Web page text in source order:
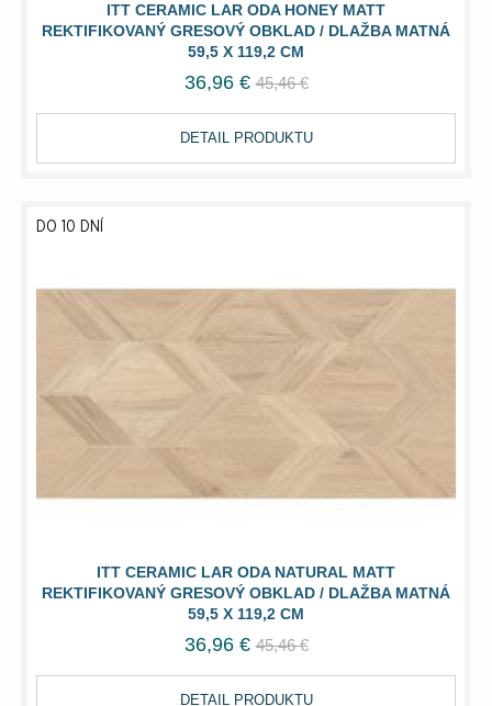
ITT CERAMIC LAR ODA HONEY MATT
REKTIFIKOVANÝ GRESOVÝ OBKLAD / DLAŽBA MATNÁ
59,5 X 119,2 CM
36,96 € 45,46 €
DETAIL PRODUKTU
ITT CERAMIC LAR ODA NATURAL MATT
REKTIFIKOVANÝ GRESOVÝ OBKLAD / DLAŽBA MATNÁ
59,5 X 119,2 CM
DO 10 DNÍ
36,96 € 45,46 €
DETAIL PRODUKTU